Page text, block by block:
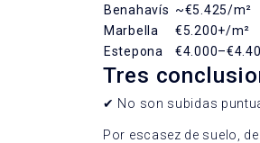
Benahavís ~€5.425/m²
Marbella
€5.200+/m²
Estepona
Tres
✔ No son subidas
Por escasez de suelo,